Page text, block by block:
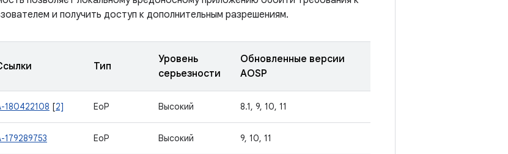
и получить доступ к дополнительным разрешениям.
Тип
Уровень
серьезности
Обновленные версии
AOSP
180422108 [2] EoP Высокий 8.1, 9, 10, 11
179289753 EoP Высокий 9, 10, 11